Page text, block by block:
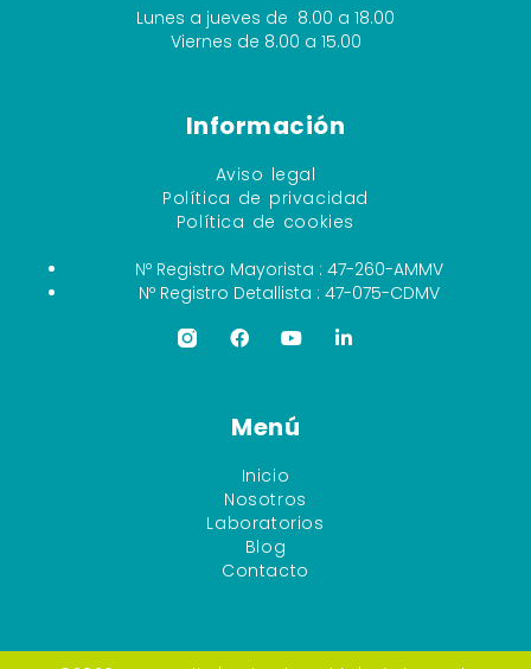
Lunes a jueves de 8.00 a 18.00
Viernes de 8.00 a 15.00
Información
Aviso legal
Política de privacidad
Política de cookies
Nº Registro Mayorista : 47-260-AMMV
Nº Registro Detallista : 47-075-CDMV
Menú
Inicio
Nosotros
Laboratorios
Blog
Contacto